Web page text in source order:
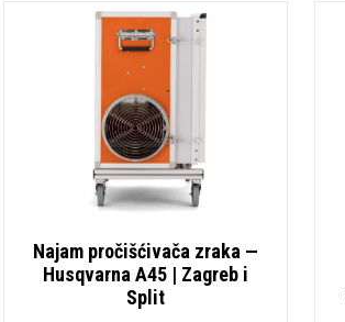
Najam pročišćivača zraka —
Husqvarna A45 | Zagreb i
Split